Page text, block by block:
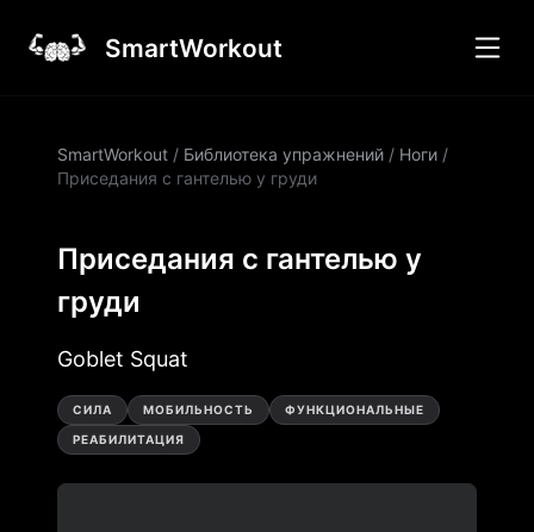
SmartWorkout
SmartWorkout / Библиотека упражнений / Ноги /
Приседания с гантелью у груди
Приседания с гантелью у
груди
Goblet Squat
СИЛА МОБИЛЬНОСТЬ ФУНКЦИОНАЛЬНЫЕ
РЕАБИЛИТАЦИЯ